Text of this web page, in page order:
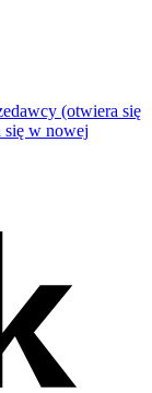
(otwiera się
w nowej